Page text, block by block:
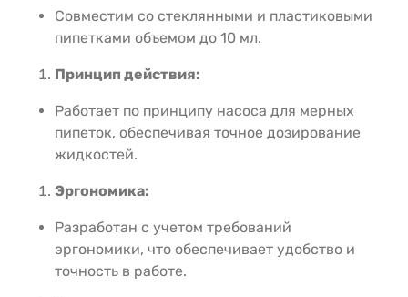
Совместим со стеклянными и пластиковыми
пипетками объемом до 10 мл.
Принцип действия:
Работает по принципу насоса для мерных
пипеток, обеспечивая точное дозирование
жидкостей.
Эргономика:
Разработан с учетом требований
эргономики, что обеспечивает удобство и
точность в работе.